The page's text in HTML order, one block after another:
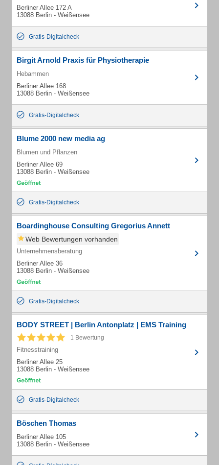
Berliner Allee 172 A
13088 Berlin - Weißensee
Gratis-Digitalcheck
Birgit Arnold Praxis für Physiotherapie
Hebammen
Berliner Allee 168
13088 Berlin - Weißensee
Gratis-Digitalcheck
Blume 2000 new media ag
Blumen und Pflanzen
Berliner Allee 69
13088 Berlin - Weißensee
Gratis-Digitalcheck
Boardinghouse Consulting Gregorius Annett
Web Bewertungen vorhanden
Unternehmensberatung
Berliner Allee 36
13088 Berlin - Weißensee
Gratis-Digitalcheck
BODY STREET | Berlin Antonplatz | EMS Training
1 Bewertung
Fitnesstraining
Berliner Allee 25
13088 Berlin - Weißensee
Gratis-Digitalcheck
Böschen Thomas
Berliner Allee 105
13088 Berlin - Weißensee